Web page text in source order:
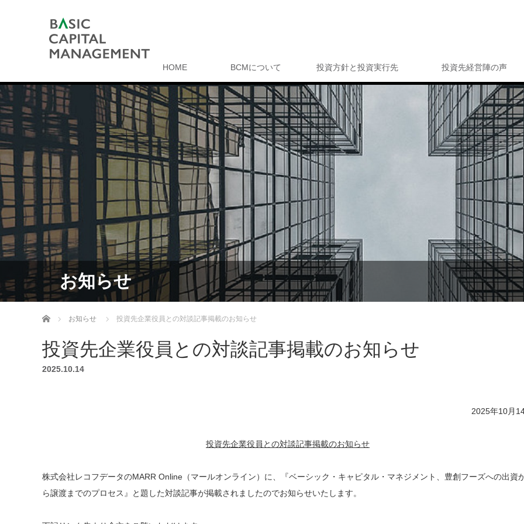
HOME BCMについて 投資方針と投資実行先 投資先経営陣の声
お知らせ
ホーム お知らせ 投資先企業役員との対談記事掲載のお知らせ
投資先企業役員との対談記事掲載のお知らせ
2025.10.14
2025年10月
投資先企業役員との対談記事掲載のお知らせ
株式会社レコフデータのMARR Online（マールオンライン）に、『ベーシック・キャピタル・マネジメント、豊創フーズへの出資
ら譲渡までのプロセス』と題した対談記事が掲載されましたのでお知らせいたします。